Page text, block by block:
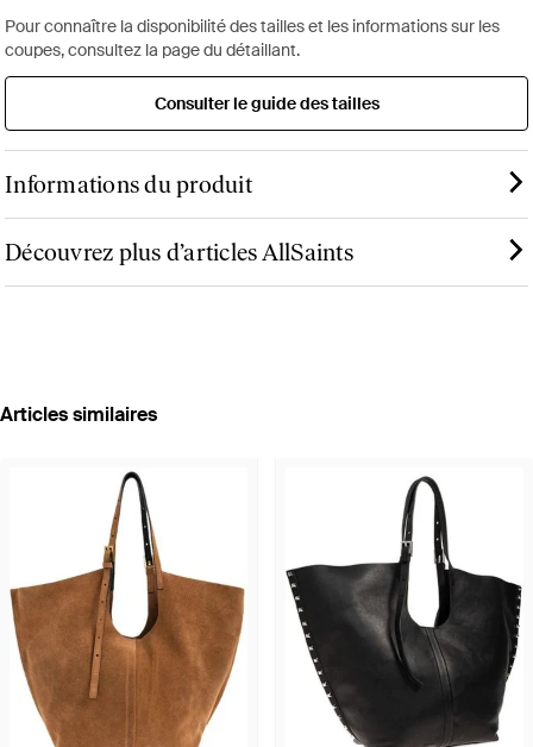
Pour connaître la disponibilité des tailles et les informations sur les
coupes, consultez la page du détaillant.
Consulter le guide des tailles
Informations du produit
Découvrez plus d’articles AllSaints
Articles similaires